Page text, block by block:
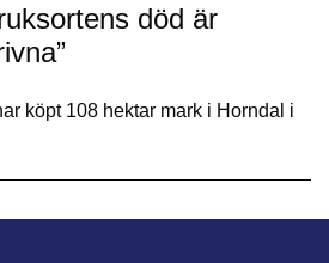
död är
köpt 108 hektar mark i Horndal i